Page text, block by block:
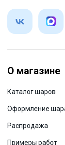
О магазине
Каталог шаров
Оформление
Распродажа
Примеры работ